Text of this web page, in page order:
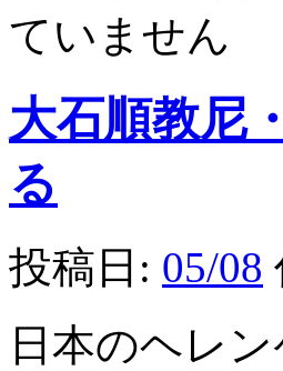
ていません
大石順教尼
る
投稿日: 05/08
日本のヘレ